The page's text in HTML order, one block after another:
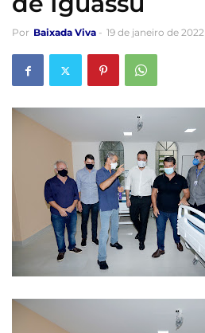
Por Baixada Viva - 19 de janeiro de 2022